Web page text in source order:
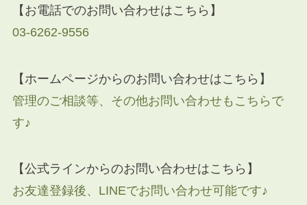
【お電話でのお問い合わせはこちら】
03-6262-9556
【ホームページからのお問い合わせはこちら】
管理のご相談等、その他お問い合わせもこちらで
す♪
【公式ラインからのお問い合わせはこちら】
お友達登録後、LINEでお問い合わせ可能です♪